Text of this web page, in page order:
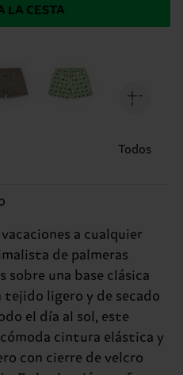
LA CESTA
Todos
a cualquier
de palmeras
una base clásica
tejido ligero y de secado
el día al sol, este
cintura elástica y
con cierre de velcro